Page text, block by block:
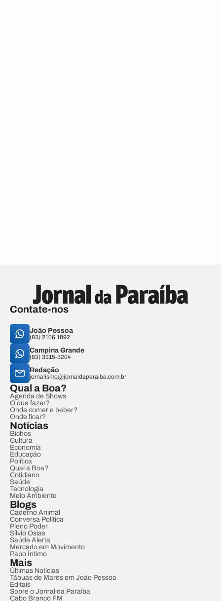
Contate-nos
João Pessoa
(83) 2106.1892
Campina Grande
(83) 3315-3204
Redação
jornalismo@jornaldaparaiba.com.br
Qual a Boa?
Agenda de Shows
O que fazer?
Onde comer e beber?
Onde ficar?
Notícias
Bichos
Cultura
Economia
Educação
Política
Qual a Boa?
Cotidiano
Saúde
Tecnologia
Meio Ambiente
Blogs
Caderno Animal
Conversa Política
Pleno Poder
Sílvio Osias
Saúde Alerta
Mercado em Movimento
Papo Íntimo
Mais
Últimas Notícias
Tábuas de Marés em João Pessoa
Editais
Sobre o Jornal da Paraíba
Cabo Branco FM